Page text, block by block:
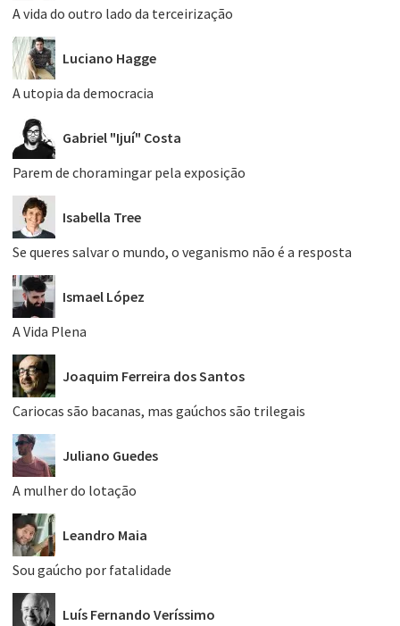
A vida do outro lado da terceirização
Luciano Hagge
A utopia da democracia
Gabriel "Ijuí" Costa
Parem de choramingar pela exposição
Isabella Tree
Se queres salvar o mundo, o veganismo não é a resposta
Ismael López
A Vida Plena
Joaquim Ferreira dos Santos
Cariocas são bacanas, mas gaúchos são trilegais
Juliano Guedes
A mulher do lotação
Leandro Maia
Sou gaúcho por fatalidade
Luís Fernando Veríssimo